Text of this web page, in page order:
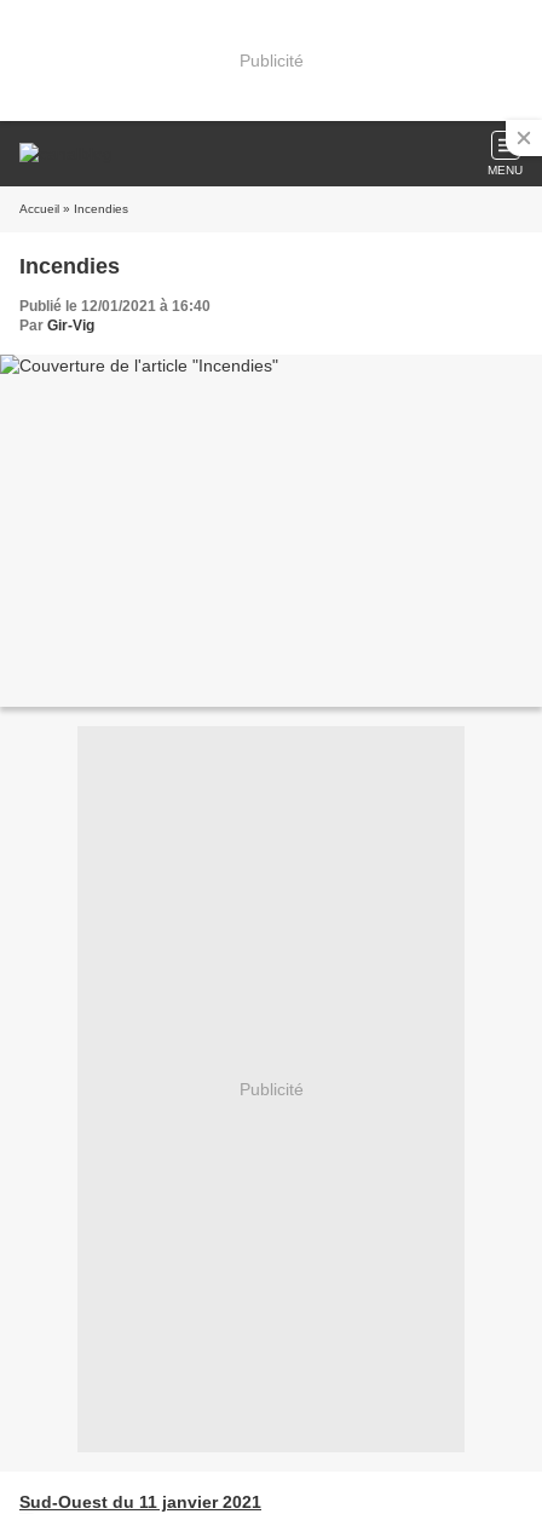
Publicité
MENU
Accueil » Incendies
Incendies
Publié le 12/01/2021 à 16:40
Par Gir-Vig
Publicité
Sud-Ouest du 11 janvier 2021